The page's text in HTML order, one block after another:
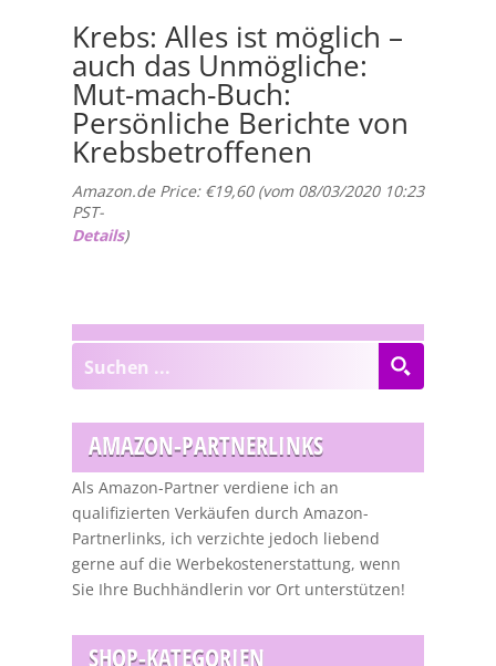
Krebs: Alles ist möglich –
auch das Unmögliche:
Mut-mach-Buch:
Persönliche Berichte von
Krebsbetroffenen
Amazon.de Price: €19,60(vom 08/03/2020 10:23
PST-
Details)
AMAZON-PARTNERLINKS
Als Amazon-Partner verdiene ich an
qualifizierten Verkäufen durch Amazon-
Partnerlinks, ich verzichte jedoch liebend
gerne auf die Werbekostenerstattung, wenn
Sie Ihre Buchhändlerin vor Ort unterstützen!
SHOP-KATEGORIEN